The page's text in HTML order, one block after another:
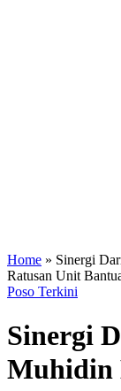
Home » Sinergi
Ratusan Unit
Poso Terkini
Sinergi
Muhidin